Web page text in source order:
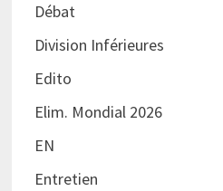
Débat
Division Inférieures
Edito
Elim. Mondial 2026
EN
Entretien